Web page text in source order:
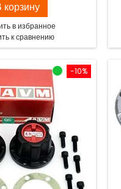
корзину
в избранное
к сравнению
-10%